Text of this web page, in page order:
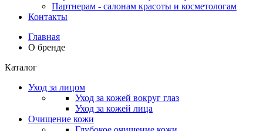
Партнерам - салонам красоты и косметологам
Контакты
Главная
О бренде
Каталог
Уход за лицом
Уход за кожей вокруг глаз
Уход за кожей лица
Очищение кожи